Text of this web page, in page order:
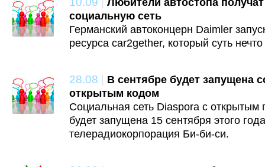
Любители автостопа
социальную сеть
Германский автоконцерн Daimler
ресурса car2gether, который суть
28.08 | В сентябре будет запущена
открытым кодом
Социальная сеть Diaspora с
будет запущена 15 сентября этого
телерадиокорпорация Би-би-си.